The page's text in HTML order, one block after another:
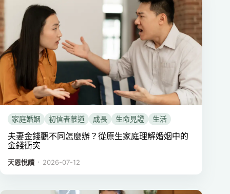
家庭婚姻 初信者慕道 成長 生命見證 生活
夫妻金錢觀不同怎麼辦？從原生家庭理解婚姻中的
金錢衝突
天恩悅讀 ． 2026-07-12